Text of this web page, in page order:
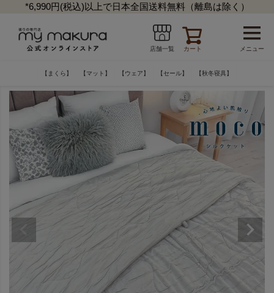
*6,990円(税込)以上で日本全国送料無料（離島は除く）
店舗一覧 カート メニュー
【まくら】 【マット】 【ウェア】 【セール】 【秋冬寝具】